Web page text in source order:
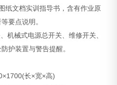
纸文档实训指导书，含有作业原
要点说明。
机械式电源总开关、维修开关、
护装置与警告提醒。
长×宽×高)